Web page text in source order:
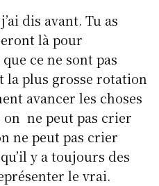
dis avant. Tu as
là pour
ce ne sont pas
la plus grosse rotation
avancer les choses
on ne peut pas crier
ne peut pas crier
y a toujours des
le vrai.